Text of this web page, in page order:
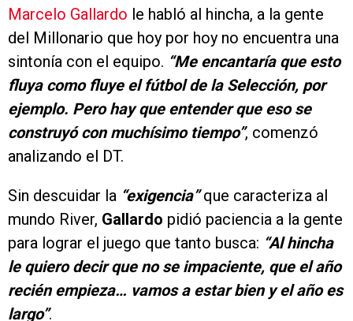
Marcelo Gallardo le habló al hincha, a la gente
del Millonario que hoy por hoy no encuentra una
sintonía con el equipo. “Me encantaría que esto
fluya como fluye el fútbol de la Selección, por
ejemplo. Pero hay que entender que eso se
construyó con muchísimo tiempo”, comenzó
analizando el DT.
Sin descuidar la “exigencia”que caracteriza al
mundo River, Gallardo pidió paciencia a la gente
para lograr el juego que tanto busca: “Al hincha
le quiero decir que no se impaciente, que el año
recién empieza… vamos a estar bien y el año es
largo”.